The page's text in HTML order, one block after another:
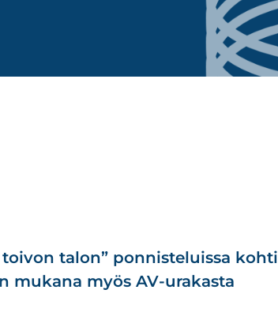
talon” ponnisteluissa kohti
mukana myös AV-urakasta